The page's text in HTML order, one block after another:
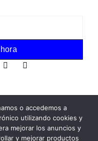
o accedemos a
utilizando cookies y
mejorar los anuncios y
y mejorar productos